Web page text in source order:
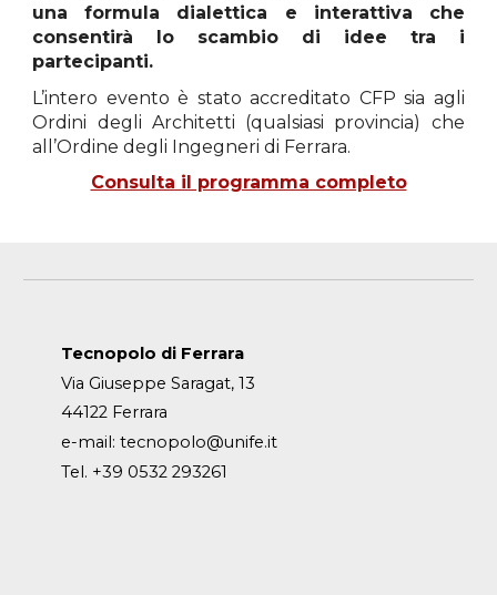
una formula dialettica e interattiva che
consentirà lo scambio di idee tra i
partecipanti.
L’intero evento è stato accreditato CFP sia agli
Ordini degli Architetti (qualsiasi provincia) che
all’Ordine degli Ingegneri di Ferrara.
Consulta il programma completo
Tecnopolo di Ferrara
Via Giuseppe Saragat, 13
44122 Ferrara
e-mail: tecnopolo@unife.it
Tel. +39 0532 293261